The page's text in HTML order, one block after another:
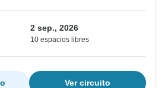
2 sep., 2026
10 espacios libres
Ver circuito